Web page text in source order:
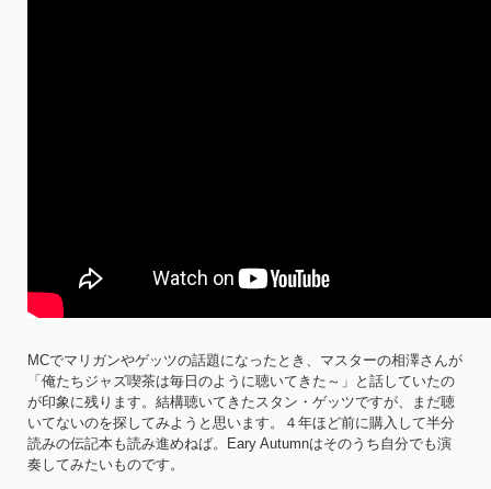
MCでマリガンやゲッツの話題になったとき、マスターの相澤さんが
「俺たちジャズ喫茶は毎日のように聴いてきた～」と話していたの
が印象に残ります。結構聴いてきたスタン・ゲッツですが、まだ聴
いてないのを探してみようと思います。４年ほど前に購入して半分
読みの伝記本も読み進めねば。Eary Autumnはそのうち自分でも演
奏してみたいものです。